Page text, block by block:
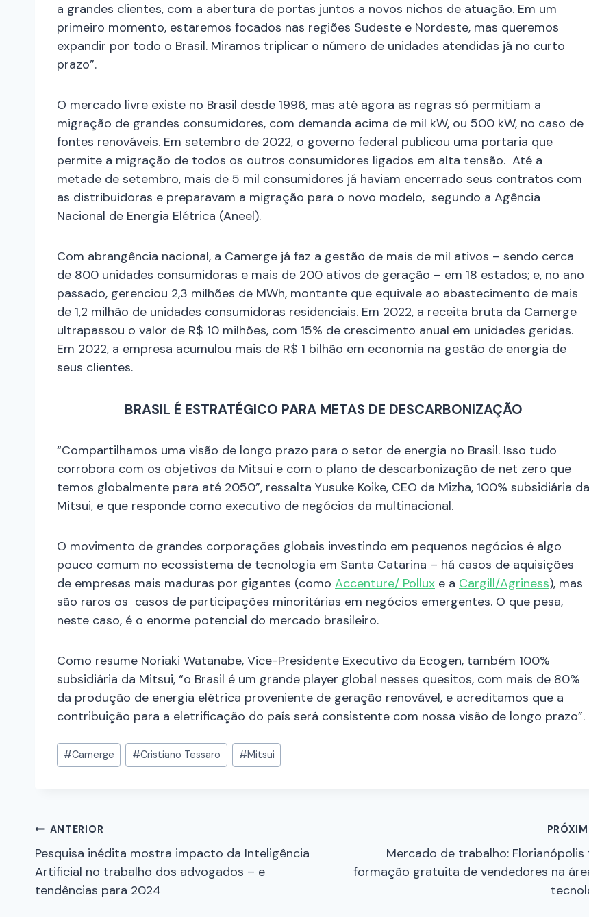
a grandes clientes, com a abertura de portas juntos a novos nichos de atuação. Em um
primeiro momento, estaremos focados nas regiões Sudeste e Nordeste, mas queremos
expandir por todo o Brasil. Miramos triplicar o número de unidades atendidas já no curto
prazo”.
O mercado livre existe no Brasil desde 1996, mas até agora as regras só permitiam a
migração de grandes consumidores, com demanda acima de mil kW, ou 500 kW, no caso de
fontes renováveis. Em setembro de 2022, o governo federal publicou uma portaria que
permite a migração de todos os outros consumidores ligados em alta tensão. Até a
metade de setembro, mais de 5 mil consumidores já haviam encerrado seus contratos com
as distribuidoras e preparavam a migração para o novo modelo, segundo a Agência
Nacional de Energia Elétrica (Aneel).
Com abrangência nacional, a Camerge já faz a gestão de mais de mil ativos – sendo cerca
de 800 unidades consumidoras e mais de 200 ativos de geração – em 18 estados; e, no ano
passado, gerenciou 2,3 milhões de MWh, montante que equivale ao abastecimento de mais
de 1,2 milhão de unidades consumidoras residenciais. Em 2022, a receita bruta da Camerge
ultrapassou o valor de R$ 10 milhões, com 15% de crescimento anual em unidades geridas.
Em 2022, a empresa acumulou mais de R$ 1 bilhão em economia na gestão de energia de
seus clientes.
BRASIL É ESTRATÉGICO PARA METAS DE DESCARBONIZAÇÃO
“Compartilhamos uma visão de longo prazo para o setor de energia no Brasil. Isso tudo
corrobora com os objetivos da Mitsui e com o plano de descarbonização de net zero que
temos globalmente para até 2050”, ressalta Yusuke Koike, CEO da Mizha, 100% subsidiária da
Mitsui, e que responde como executivo de negócios da multinacional.
O movimento de grandes corporações globais investindo em pequenos negócios é algo
pouco comum no ecossistema de tecnologia em Santa Catarina – há casos de aquisições
de empresas mais maduras por gigantes (como Accenture/ Pollux e a Cargill/Agriness), mas
são raros os casos de participações minoritárias em negócios emergentes. O que pesa,
neste caso, é o enorme potencial do mercado brasileiro.
Como resume Noriaki Watanabe, Vice-Presidente Executivo da Ecogen, também 100%
subsidiária da Mitsui, “o Brasil é um grande player global nesses quesitos, com mais de 80%
da produção de energia elétrica proveniente de geração renovável, e acreditamos que a
contribuição para a eletrificação do país será consistente com nossa visão de longo prazo”.
#Camerge #Cristiano Tessaro #Mitsui
ANTERIOR
Pesquisa inédita mostra impacto da Inteligência
Artificial no trabalho dos advogados – e
tendências para 2024
Mercado de trabalho: Florianópolis
formação gratuita de vendedores na